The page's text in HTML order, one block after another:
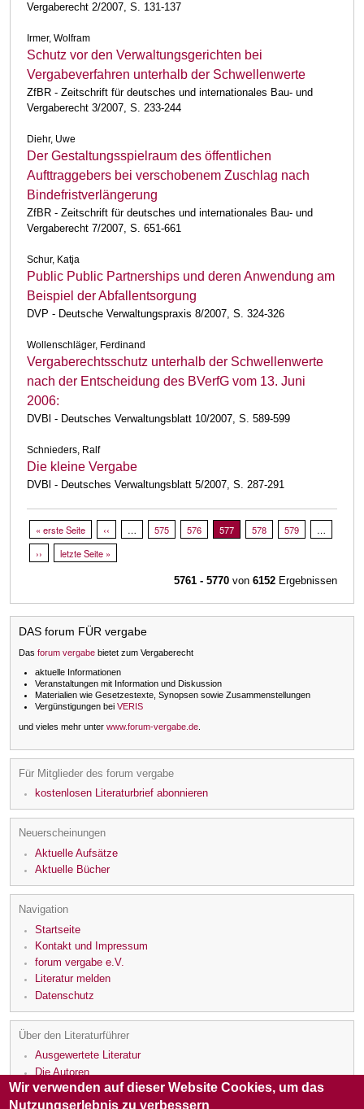
Vergaberecht 2/2007, S. 131-137
Irmer, Wolfram
Schutz vor den Verwaltungsgerichten bei
Vergabeverfahren unterhalb der Schwellenwerte
ZfBR - Zeitschrift für deutsches und internationales Bau- und
Vergaberecht 3/2007, S. 233-244
Diehr, Uwe
Der Gestaltungsspielraum des öffentlichen
Aufttraggebers bei verschobenem Zuschlag nach
Bindefristverlängerung
ZfBR - Zeitschrift für deutsches und internationales Bau- und
Vergaberecht 7/2007, S. 651-661
Schur, Katja
Public Public Partnerships und deren Anwendung am
Beispiel der Abfallentsorgung
DVP - Deutsche Verwaltungspraxis 8/2007, S. 324-326
Wollenschläger, Ferdinand
Vergaberechtsschutz unterhalb der Schwellenwerte
nach der Entscheidung des BVerfG vom 13. Juni
2006:
DVBl - Deutsches Verwaltungsblatt 10/2007, S. 589-599
Schnieders, Ralf
Die kleine Vergabe
DVBl - Deutsches Verwaltungsblatt 5/2007, S. 287-291
Seitennummerierung
Erste Seite
« erste Seite Vorherige Seite
‹‹ … Page
575 Page
576 Aktuelle Seite
577 Page
578 Page
579
…
Nächste Seite
›› Letzte Seite
letzte Seite »
5761 - 5770 von 6152 Ergebnissen
DAS forum FÜR vergabe
Das forum vergabe bietet zum Vergaberecht
aktuelle Informationen
Veranstaltungen mit Information und Diskussion
Materialien wie Gesetzestexte, Synopsen sowie Zusammenstellungen
Vergünstigungen bei VERIS
und vieles mehr unter www.forum-vergabe.de
Für Mitglieder des forum vergabe
kostenlosen Literaturbrief abonnieren
Neuerscheinungen
Aktuelle Aufsätze
Aktuelle Bücher
Navigation
Startseite
Kontakt und Impressum
forum vergabe e.V.
Literatur melden
Datenschutz
Über den Literaturführer
Ausgewertete Literatur
Die Autoren
Die Rezensenten
Wir verwenden auf dieser Website Cookies, um das
Nutzungserlebnis zu verbessern